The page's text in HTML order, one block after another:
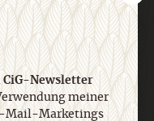
CiG-Newsletter
meiner
Mail-Marketings